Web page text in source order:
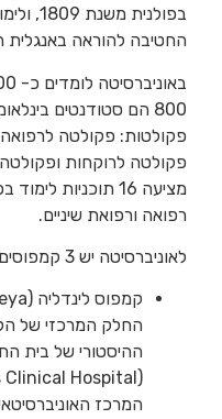
החטיבה להוראה באנגלית
800 הם סטודנטים
פקולטות: פקולטה
פקולטה לרוקחות
מציעה 16 תוכניות
רפואה ורפואת שיניים.
לאוניברסיטה יש 3 קמפוסים:
החלק המרכזי של
ההיסטורי של בית
המרכז